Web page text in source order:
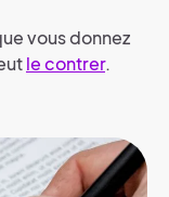
vous donnez
le contrer.